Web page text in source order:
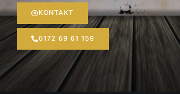
KONTAKT
0172 69 61 159